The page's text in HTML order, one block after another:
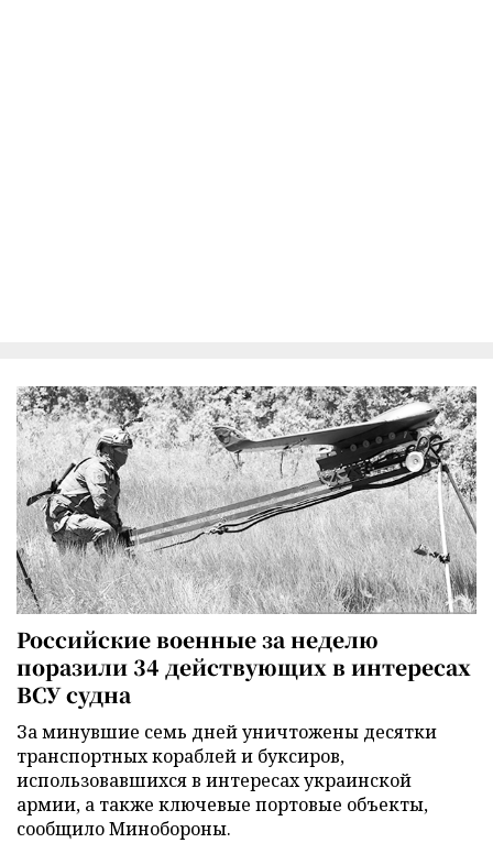
Российские военные за неделю
поразили 34 действующих в интересах
ВСУ судна
За минувшие семь дней уничтожены десятки
транспортных кораблей и буксиров,
использовавшихся в интересах украинской
армии, а также ключевые портовые объекты,
сообщило Минобороны.